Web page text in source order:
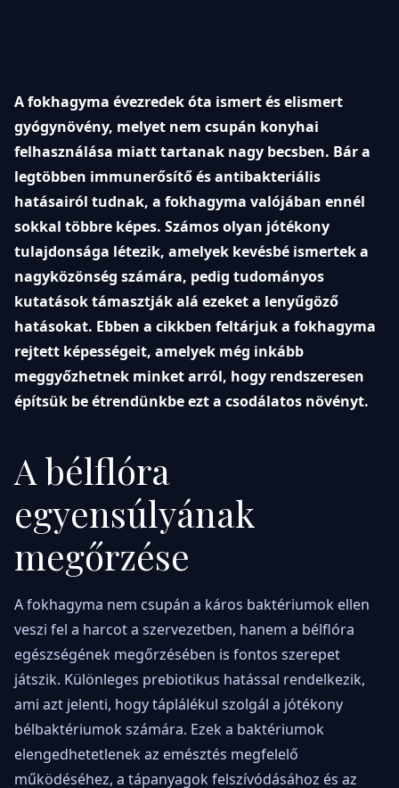
A fokhagyma évezredek óta ismert és elismert
gyógynövény, melyet nem csupán konyhai
felhasználása miatt tartanak nagy becsben. Bár a
legtöbben immunerősítő és antibakteriális
hatásairól tudnak, a fokhagyma valójában ennél
sokkal többre képes. Számos olyan jótékony
tulajdonsága létezik, amelyek kevésbé ismertek a
nagyközönség számára, pedig tudományos
kutatások támasztják alá ezeket a lenyűgöző
hatásokat. Ebben a cikkben feltárjuk a fokhagyma
rejtett képességeit, amelyek még inkább
meggyőzhetnek minket arról, hogy rendszeresen
építsük be étrendünkbe ezt a csodálatos növényt.
A bélflóra
egyensúlyának
megőrzése
A fokhagyma nem csupán a káros baktériumok ellen
veszi fel a harcot a szervezetben, hanem a bélflóra
egészségének megőrzésében is fontos szerepet
játszik. Különleges prebiotikus hatással rendelkezik,
ami azt jelenti, hogy táplálékul szolgál a jótékony
bélbaktériumok számára. Ezek a baktériumok
elengedhetetlenek az emésztés megfelelő
működéséhez, a tápanyagok felszívódásához és az